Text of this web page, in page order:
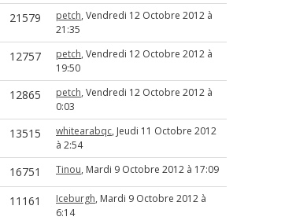
21579 petch, Vendredi 12 Octobre 2012 à
21:35
12757 petch, Vendredi 12 Octobre 2012 à
19:50
12865 petch, Vendredi 12 Octobre 2012 à
0:03
13515 whitearabqc, Jeudi 11 Octobre 2012
à 2:54
16751 Tinou, Mardi 9 Octobre 2012 à 17:09
11161 Iceburgh, Mardi 9 Octobre 2012 à
6:14